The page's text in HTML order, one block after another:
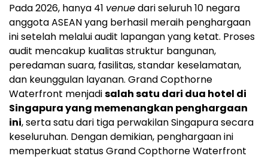
Pada 2026, hanya 41 venuedari seluruh 10 negara
anggota ASEAN yang berhasil meraih penghargaan
ini setelah melalui audit lapangan yang ketat. Proses
audit mencakup kualitas struktur bangunan,
peredaman suara, fasilitas, standar keselamatan,
dan keunggulan layanan. Grand Copthorne
Waterfront menjadisalah satu dari dua hotel di
Singapura yang memenangkan penghargaan
ini, serta satu dari tiga perwakilan Singapura secara
keseluruhan. Dengan demikian, penghargaan ini
memperkuat status Grand Copthorne Waterfront